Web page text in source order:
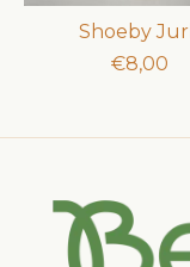
Shoeby
€8,00